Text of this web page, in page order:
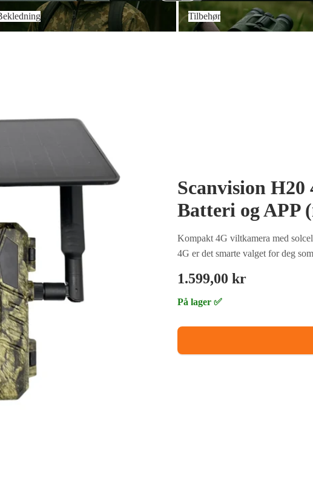
Tilbehør
Tilbehør
Scanvision
Batteri og APP
Kompakt 4G viltkamera med
4G er det smarte valget for deg
1.599,00 kr
På lager ✅